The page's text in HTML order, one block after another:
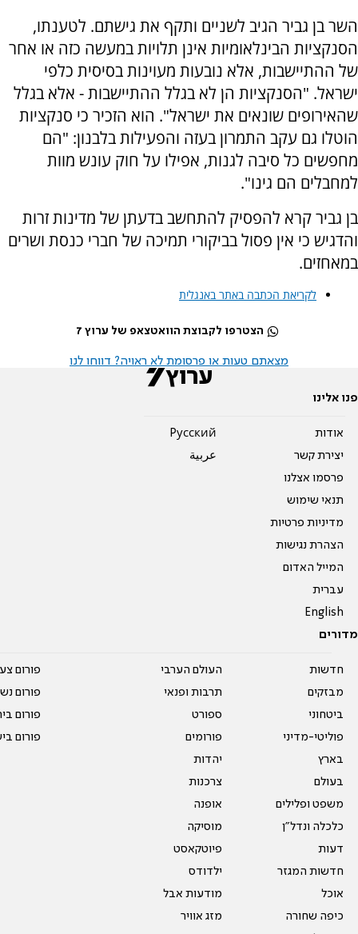
השר בן גביר הגיב לשניים ותקף את גישתם. לטענתו,
הסנקציות הבינלאומיות אינן תלויות במעשה כזה או אחר
של ההתיישבות, אלא נובעות מעוינות בסיסית כלפי
ישראל. "הסנקציות הן לא בגלל ההתיישבות - אלא בגלל
שהאירופים שונאים את ישראל". הוא הזכיר כי סנקציות
הוטלו גם עקב התמרון בעזה והפעילות בלבנון: "הם
מחפשים כל סיבה לגנות, אפילו על חוק עונש מוות
למחבלים הם גינו".
בן גביר קרא להפסיק להתחשב בדעתן של מדינות זרות
והדגיש כי אין פסול בביקורי תמיכה של חברי כנסת ושרים
במאחזים.
לקריאת הכתבה באתר באנגלית
הצטרפו לקבוצת הוואטצאפ של ערוץ 7
מצאתם טעות או פרסומת לא ראויה? דווחו לנו
פנו אלינו
אודות
יצירת קשר
פרסמו אצלנו
תנאי שימוש
מדיניות פרטיות
הצהרת נגישות
המייל האדום
עברית
English
Pусский
عربية
מדורים
חדשות
מבזקים
ביטחוני
פוליטי-מדיני
בארץ
בעולם
משפט ופלילים
כלכלה ונדל"ן
דעות
חדשות המגזר
אוכל
כיפה שחורה
העולם הערבי
תרבות ופנאי
ספורט
פורומים
יהדות
צרכנות
אופנה
מוסיקה
פיוטקאסט
ילדודס
מודעות אבל
מזג אוויר
פורום
פורום
פורום
פורום